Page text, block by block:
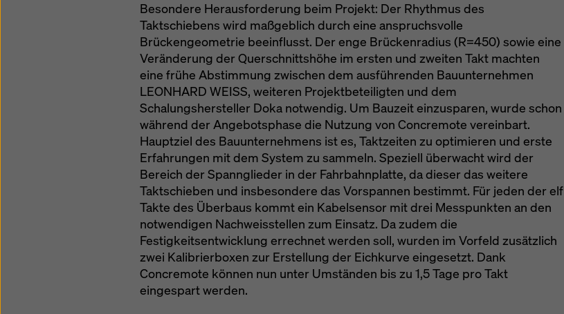
Besondere Herausforderung beim Projekt: Der Rhythmus des
Taktschiebens wird maßgeblich durch eine anspruchsvolle
Brückengeometrie beeinflusst. Der enge Brückenradius (R=450) sowie eine
Veränderung der Querschnittshöhe im ersten und zweiten Takt machten
eine frühe Abstimmung zwischen dem ausführenden Bauunternehmen
LEONHARD WEISS, weiteren Projektbeteiligten und dem
Schalungshersteller Doka notwendig. Um Bauzeit einzusparen, wurde schon
während der Angebotsphase die Nutzung von Concremote vereinbart.
Hauptziel des Bauunternehmens ist es, Taktzeiten zu optimieren und erste
Erfahrungen mit dem System zu sammeln. Speziell überwacht wird der
Bereich der Spannglieder in der Fahrbahnplatte, da dieser das weitere
Taktschieben und insbesondere das Vorspannen bestimmt. Für jeden der elf
Takte des Überbaus kommt ein Kabelsensor mit drei Messpunkten an den
notwendigen Nachweisstellen zum Einsatz. Da zudem die
Festigkeitsentwicklung errechnet werden soll, wurden im Vorfeld zusätzlich
zwei Kalibrierboxen zur Erstellung der Eichkurve eingesetzt. Dank
Concremote können nun unter Umständen bis zu 1,5 Tage pro Takt
eingespart werden.